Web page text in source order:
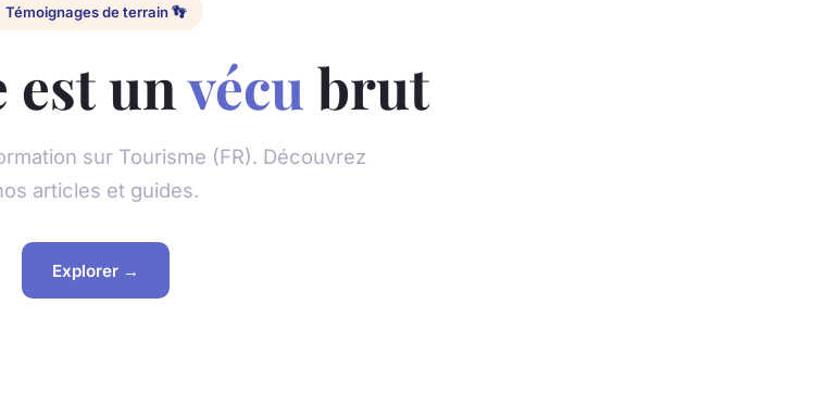
Témoignages de terrain 👣
est unvécu brut
sur Tourisme (FR). Découvrez
articles et guides.
Explorer →